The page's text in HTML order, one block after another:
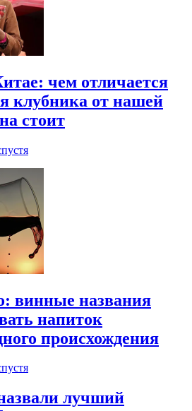
чем отличается
клубника от нашей
стоит
винные названия
напиток
происхождения
лучший